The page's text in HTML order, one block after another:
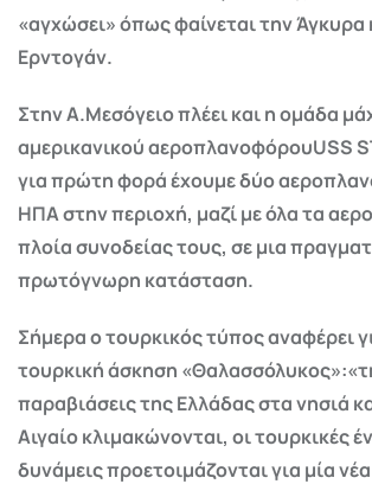
«αγχώσει» όπως φαίνεται την Άγκυρα
Ερντογάν.
Στην Α.Μεσόγειο πλέει και η ομάδα
αμερικανικού αεροπλανοφόρουUSS
για πρώτη φορά έχουμε δύο
ΗΠΑ στην περιοχή, μαζί με όλα τα
πλοία συνοδείας τους, σε μια
πρωτόγνωρη κατάσταση.
Σήμερα ο τουρκικός τύπος αναφέρει
τουρκική άσκηση
παραβιάσεις της Ελλάδας στα νησιά
Αιγαίο κλιμακώνονται, οι τουρκικές
δυνάμεις προετοιμάζονται για μία